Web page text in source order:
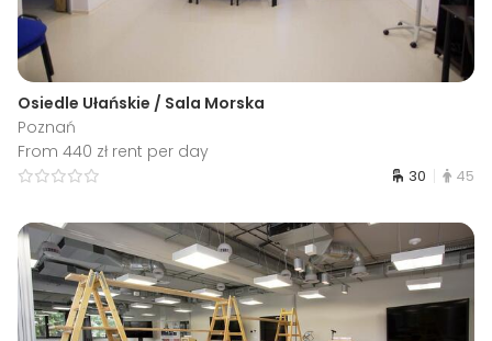
Osiedle Ułańskie / Sala Morska
Poznań
From 440 zł rent per day
30 45